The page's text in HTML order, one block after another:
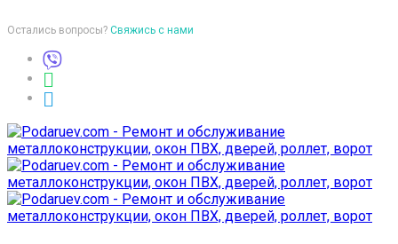
Остались вопросы? Свяжись с нами